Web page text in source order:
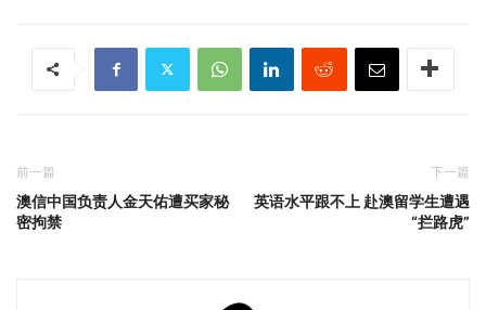
前一篇
澳信中国负责人金天佑遭买家秘
密拘禁
下一篇
英语水平跟不上 赴澳留学生遭遇
“拦路虎”